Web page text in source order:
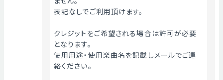
表記なしでご利用頂けます。
クレジットをご希望される場合は許可が必要
となります。
使用用途・使用楽曲名を記載しメールでご連
絡ください。